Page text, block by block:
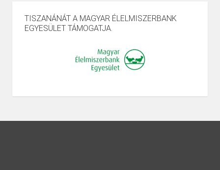
TISZANÁNÁT A MAGYAR ÉLELMISZERBANK
EGYESÜLET TÁMOGATJA.